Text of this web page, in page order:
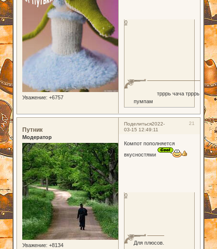
Уважение: +6757
трррь чача трррь
пумпам
0
Поделиться 21
2022-
03-15 12:49:11
Путник
Модератор
Уважение: +8134
Компот пополняется
вкусностями
Для плюсов.
0